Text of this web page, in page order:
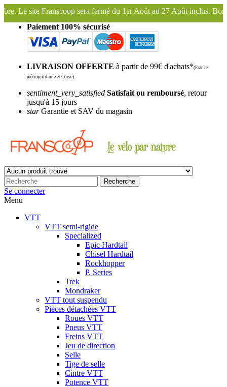
fermé du 1er Août au 27 Août inclus. Bonnes vacances !
Paiement 100% sécurisé
LIVRAISON OFFERTE à partir de 99€ d'achats*(France
métropolitaine et Corse)
sentiment_very_satisfied Satisfait ou remboursé, retour
jusqu'à 15 jours
starGarantie et SAV du magasin
Recherche
Se connecter
Menu
VTT
VTT semi-rigide
Specialized
Epic Hardtail
Chisel Hardtail
Rockhopper
P. Series
Trek
Mondraker
VTT tout suspendu
Pièces détachées VTT
Roues VTT
Pneus VTT
Freins VTT
Jeu de direction
Selle
Tige de selle
Cintre VTT
Potence VTT